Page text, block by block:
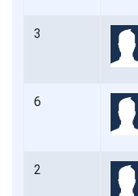
3
6
2